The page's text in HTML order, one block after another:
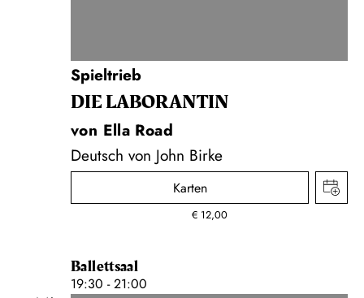
Spieltrieb
DIE LA­BO­RAN­TIN
von Ella Road
Deutsch von John Birke
Karten
€ 12,00
Ballettsaal
19:30 - 21:00